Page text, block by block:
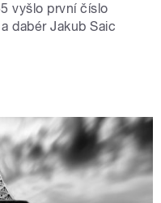
vyšlo první číslo
dabér Jakub Saic